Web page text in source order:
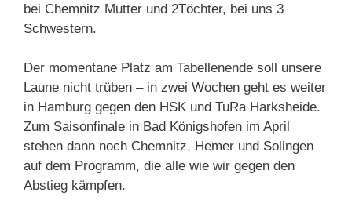
bei Chemnitz Mutter und 2Töchter, bei uns 3
Schwestern.
Der momentane Platz am Tabellenende soll unsere
Laune nicht trüben – in zwei Wochen geht es weiter
in Hamburg gegen den HSK und TuRa Harksheide.
Zum Saisonfinale in Bad Königshofen im April
stehen dann noch Chemnitz, Hemer und Solingen
auf dem Programm, die alle wie wir gegen den
Abstieg kämpfen.